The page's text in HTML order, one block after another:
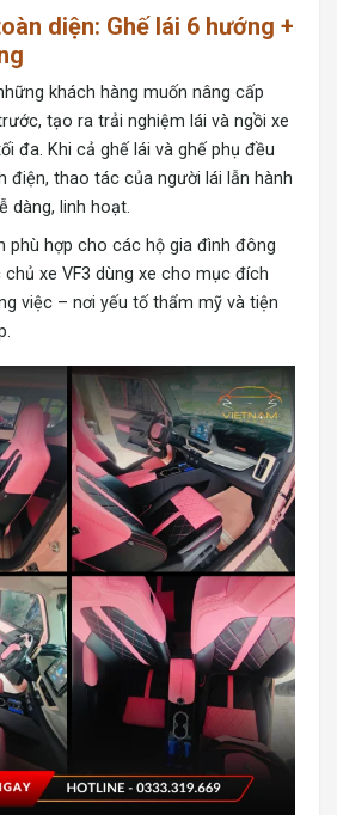
diện: Ghế lái 6 hướng +
khách hàng muốn nâng cấp
tạo ra trải nghiệm lái và ngồi xe
đa. Khi cả ghế lái và ghế phụ đều
điện, thao tác của người lái lẫn hành
dàng, linh hoạt.
phù hợp cho các hộ gia đình đông
xe VF3 dùng xe cho mục đích
việc – nơi yếu tố thẩm mỹ và tiện